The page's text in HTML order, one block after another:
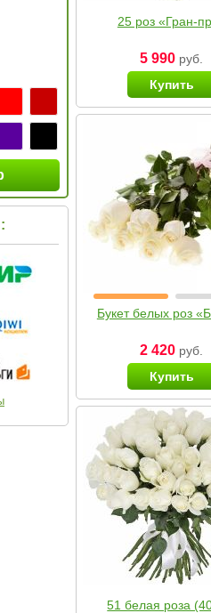
25 роз «Гран-
5 990 руб.
Купить
Букет белых роз
2 420 руб.
Купить
51 белая роза